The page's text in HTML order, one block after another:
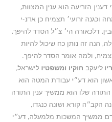
דענין הזריעה הוא ענין המצוות,
וכגנה זרועי׳ תצמיח כן אדנ-י
דלכאורה הי׳ צ״ל הסדר להיפך,
הנה זה נותן כח שיכול להיות
ולמה אומר הסדר להיפך.
ליעקב חוקיו ומשפטיו לישראל,
הוא דע״י עבודת המטה הוא
שלו הוא ממשיך ענין התורה
הקב״ה קורא ושונה כנגדו,
ממשיך המשכות מלמעלה, דע״י